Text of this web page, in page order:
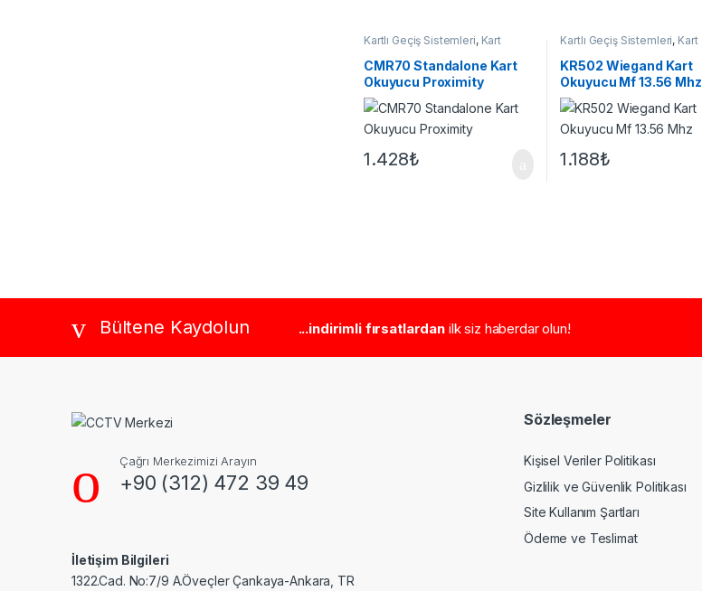
Kartlı Geçiş Sistemleri, Kart
Okuyucu
CMR70 Standalone Kart
Okuyucu Proximity
1.428₺
Kartlı Geçiş Sistemleri, Kart
Okuyucu
KR502 Wiegand Kart
Okuyucu Mf 13.56 Mhz
1.188₺
Brands CarouselBültene Kaydolun ...indirimli fırsatlardan ilk siz haberdar olun!
Çağrı Merkezimizi Arayın
+90 (312) 472 39 49
İletişim Bilgileri
1322.Cad. No:7/9 A.Öveçler Çankaya-Ankara, TR
Sözleşmeler
Kişisel Veriler Politikası
Gizlilik ve Güvenlik Politikası
Site Kullanım Şartları
Ödeme ve Teslimat